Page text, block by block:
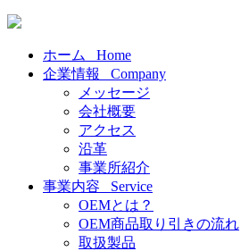
ホーム Home
企業情報 Company
メッセージ
会社概要
アクセス
沿革
事業所紹介
事業内容 Service
OEMとは？
OEM商品取り引きの流れ
取扱製品